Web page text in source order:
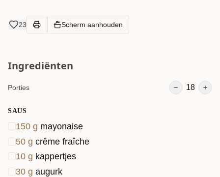
23 Scherm aanhouden
Ingrediënten
Porties 18
SAUS
150 g mayonaise
50 g crême fraîche
10 g kappertjes
30 g augurk